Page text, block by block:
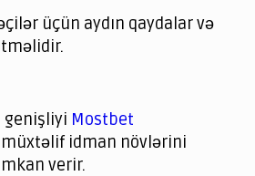
login
롯online
üçün aydın qaydalar və
genişliyi Mostbet
idman növlərini
verir.